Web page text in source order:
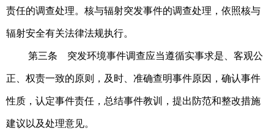
责任的调查处理。 核与辐射突发事件的调查处理，依照核与
辐射安全有关法律法规执行。
第三条 突发环境事件调查应当遵循实事求是、客观公
正、权责一致的原则，及时、准确查明事件原因，确认事件
性质，认定事件责任，总结事件教训，提出防范和整改措施
建议以及处理意见。